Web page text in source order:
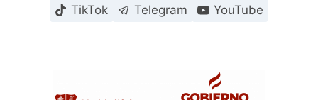
TikTok
Telegram YouTube